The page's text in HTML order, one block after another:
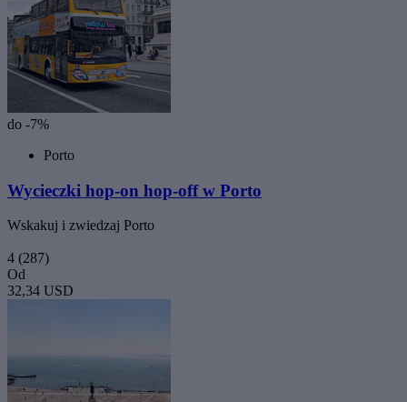
do -7%
Porto
Wycieczki hop-on hop-off w Porto
Wskakuj i zwiedzaj Porto
4 (287)
Od
32,34 USD